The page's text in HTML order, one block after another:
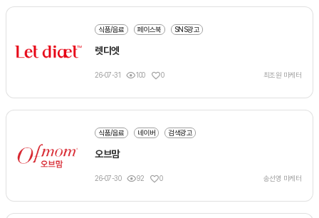
식품/음료 페이스북 SNS광고
렛디엣
26-07-31 100 0 최조원 마케터
식품/음료 네이버 검색광고
오브맘
26-07-30 92 0 송선영 마케터